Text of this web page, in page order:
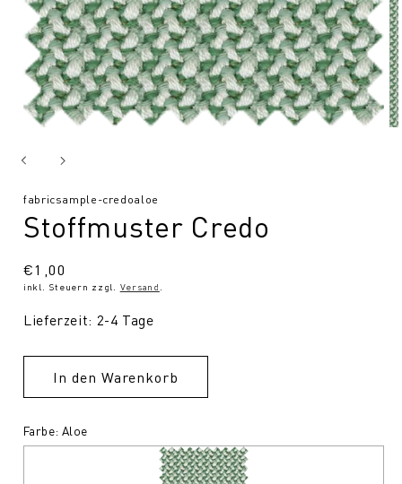
SKU:
fabricsample-credoaloe
Stoffmuster Credo
Normaler
Preis
€1,00
inkl. Steuern zzgl. Versand
Lieferzeit: 2-4 Tage
In den Warenkorb
Farbe: Aloe